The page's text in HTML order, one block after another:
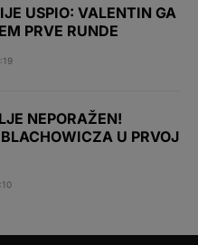
USPIO: VALENTIN GA
PRVE RUNDE
NEPORAŽEN!
U PRVOJ